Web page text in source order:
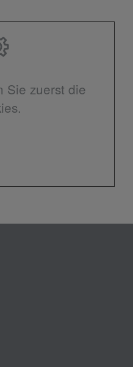
Sie zuerst die